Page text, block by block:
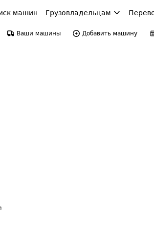
машин Грузовладельцам
Ваши машины Добавить машину